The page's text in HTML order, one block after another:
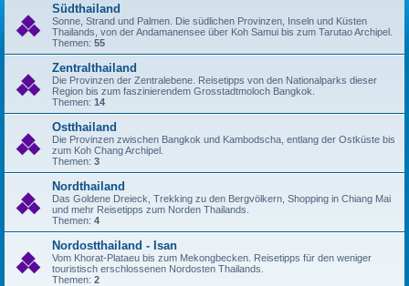
Südthailand
Sonne, Strand und Palmen. Die südlichen Provinzen, Inseln und Küsten
Thailands, von der Andamanensee über Koh Samui bis zum Tarutao Archipel.
Themen: 55
Zentralthailand
Die Provinzen der Zentralebene. Reisetipps von den Nationalparks dieser
Region bis zum faszinierendem Grosstadtmoloch Bangkok.
Themen: 14
Ostthailand
Die Provinzen zwischen Bangkok und Kambodscha, entlang der Ostküste bis
zum Koh Chang Archipel.
Themen: 3
Nordthailand
Das Goldene Dreieck, Trekking zu den Bergvölkern, Shopping in Chiang Mai
und mehr Reisetipps zum Norden Thailands.
Themen: 4
Nordostthailand - Isan
Vom Khorat-Plataeu bis zum Mekongbecken. Reisetipps für den weniger
touristisch erschlossenen Nordosten Thailands.
Themen: 2